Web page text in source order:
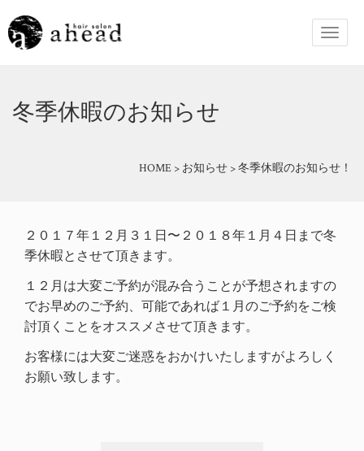
冬季休暇のお知らせ
HOME > お知らせ >冬季休暇のお知らせ！
２０１７年１２月３１日〜２０１８年１月４日まで冬
季休暇とさせて頂きます。
１２月は大変ご予約が混み合うことが予想されますの
でお早めのご予約、可能であれば１月のご予約をご検
討頂くことをオススメさせて頂きます。
お客様には大変ご迷惑をおかけいたしますがよろしく
お願い致します。